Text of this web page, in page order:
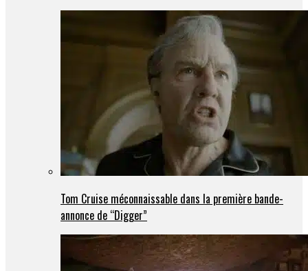
Tom Cruise méconnaissable dans la première bande-
annonce de “Digger”